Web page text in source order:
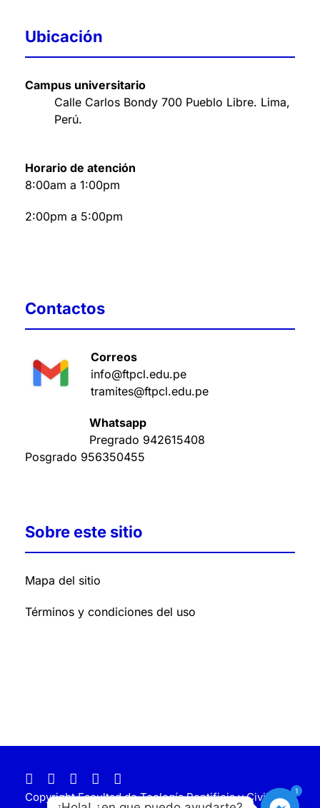
Ubicación
Campus universitario
Calle Carlos Bondy 700 Pueblo Libre. Lima,
Perú.
Horario de atención
8:00am a 1:00pm
2:00pm a 5:00pm
Contactos
Correos
info@ftpcl.edu.pe
tramites@ftpcl.edu.pe
Whatsapp
Pregrado 942615408
Posgrado 956350455
Sobre este sitio
Mapa del sitio
Términos y condiciones del uso
Copyright Facultad de Teología Pontificia y Civil de
1